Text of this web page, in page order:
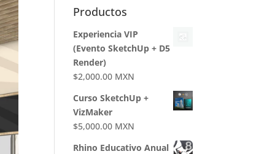
Productos
Experiencia VIP
(Evento SketchUp + D5
Render)
$2,000.00 MXN
Curso SketchUp +
VizMaker
$5,000.00 MXN
Rhino Educativo Anual